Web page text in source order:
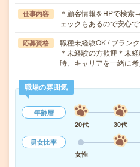
仕事内容
＊顧客情報をHPで検索
ェックもあるので安心
応募資格
職種未経験OK / ブラン
＊未経験の方歓迎＊未
時、キャリアを一緒に
職場の雰囲気
年齢層
20代
30代
男女比率
女性